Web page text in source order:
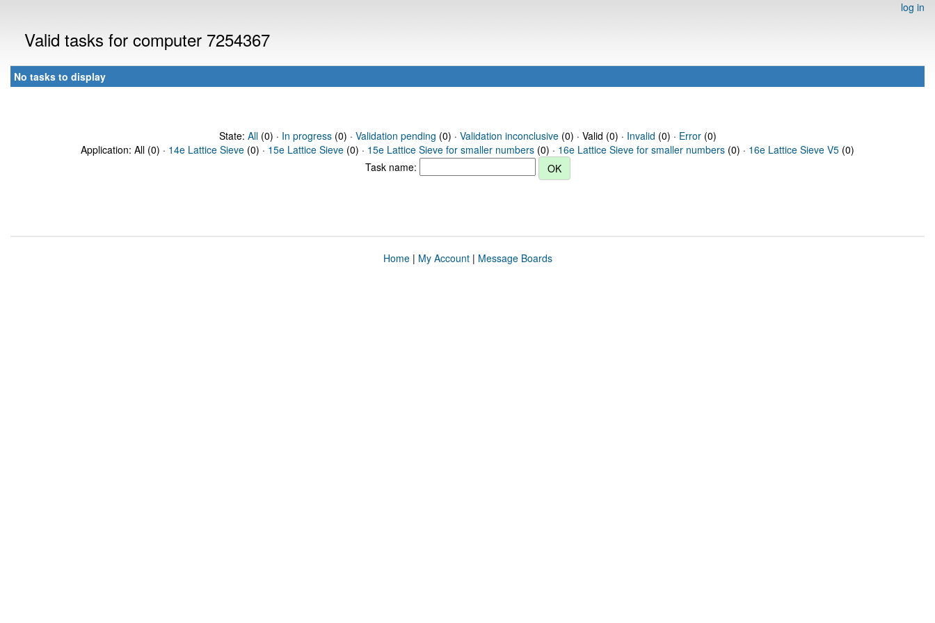
log in
Valid tasks for computer 7254367
No tasks to display
State: All(0) · In progress(0) · Validation pending (0) · Validation inconclusive(0) · Valid (0) · Invalid (0) · Error(0)
Application: All (0) · 14e Lattice Sieve (0) · 15e Lattice Sieve (0) · 15e Lattice Sieve for smaller numbers (0) · 16e Lattice Sieve for smaller numbers (0) · 16e Lattice Sieve V5 (0)
Task name:
Home| My Account| Message Boards